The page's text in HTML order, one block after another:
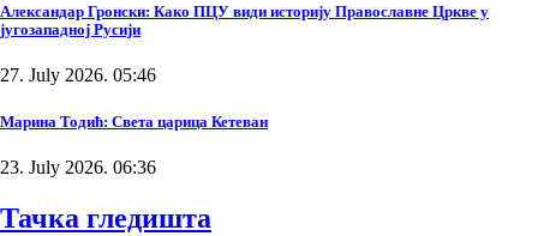
Александар Гронски: Како ПЦУ види историју Православне Цркве у
југозападној Русији
27. July 2026. 05:46
Марина Тодић: Света царица Кетеван
23. July 2026. 06:36
Тачка гледишта